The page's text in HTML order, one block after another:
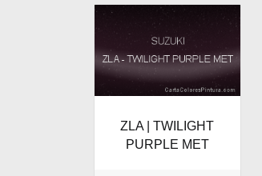
ZLA | TWILIGHT
PURPLE MET